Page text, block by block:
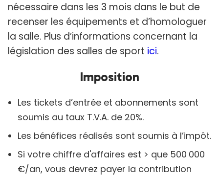
nécessaire dans les 3 mois dans le but de
recenser les équipements et d’homologuer
la salle. Plus d’informations concernant la
législation des salles de sport ici.
Imposition
Les tickets d’entrée et abonnements sont
soumis au taux T.V.A. de 20%.
Les bénéfices réalisés sont soumis à l’impôt.
Si votre chiffre d'affaires est > que 500 000
€/an, vous devrez payer la contribution